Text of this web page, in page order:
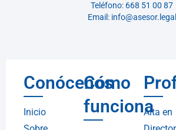
Teléfono: 668 51 00 87
Email: info@asesor.legal
Conócenos
Inicio
Cómo
funcionaAlta en